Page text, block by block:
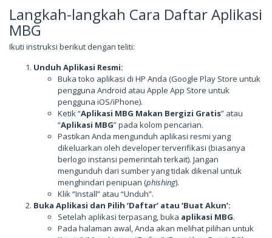
Langkah-langkah Cara Daftar Aplikasi
MBG
Ikuti instruksi berikut dengan teliti:
Unduh Aplikasi Resmi:
Buka toko aplikasi di HP Anda (Google Play Store untuk
pengguna Android atau Apple App Store untuk
pengguna iOS/iPhone).
Ketik “Aplikasi MBG Makan Bergizi Gratis” atau
“Aplikasi MBG” pada kolom pencarian.
Pastikan Anda mengunduh aplikasi resmi yang
dikeluarkan oleh developer terverifikasi (biasanya
berlogo instansi pemerintah terkait). Jangan
mengunduh dari sumber yang tidak dikenal untuk
menghindari penipuan (phishing).
Klik “Install” atau “Unduh”.
Buka Aplikasi dan Pilih ‘Daftar’ atau ‘Buat Akun’:
Setelah aplikasi terpasang, buka aplikasi MBG.
Pada halaman awal, Anda akan melihat pilihan untuk